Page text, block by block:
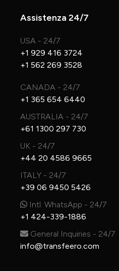
Assistenza 24/7
USA - 24/7
+1 929 416 3724
+1 562 269 3528
CANADA - 24/7
+1 365 654 6440
AUSTRALIA - 24/7
+61 1300 297 730
UK - 24/7
+44 20 4586 9665
ITALY - 24/7
+39 06 9450 5426
Intl. WhatsApp - 24/7
+1 424-339-1886
General Inquiries - 24/7
info@transfeero.com